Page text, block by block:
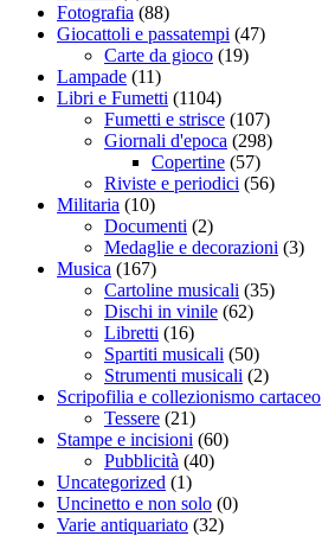
Fotografia (88)
Giocattoli e passatempi (47)
Carte da gioco (19)
Lampade (11)
Libri e Fumetti (1104)
Fumetti e strisce (107)
Giornali d'epoca (298)
Copertine (57)
Riviste e periodici (56)
Militaria (10)
Documenti (2)
Medaglie e decorazioni (3)
Musica (167)
Cartoline musicali (35)
Dischi in vinile (62)
Libretti (16)
Spartiti musicali (50)
Strumenti musicali (2)
Scripofilia e collezionismo cartaceo
Tessere (21)
Stampe e incisioni (60)
Pubblicità (40)
Uncategorized (1)
Uncinetto e non solo (0)
Varie antiquariato (32)